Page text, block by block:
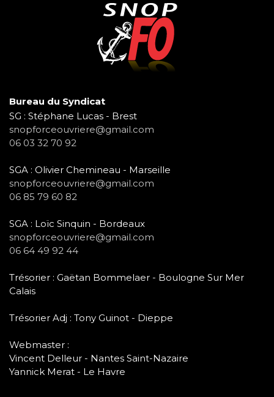
Bureau du Syndicat
SG : Stéphane Lucas - Brest
snopforceouvriere@gmail.com
06 03 32 70 92
SGA : Olivier Chemineau - Marseille
snopforceouvriere@gmail.com
06 85 79 60 82
SGA : Loïc Sinquin - Bordeaux
snopforceouvriere@gmail.com
06 64 49 92 44
Trésorier : Gaëtan Bommelaer - Boulogne Sur Mer
Calais
Trésorier Adj : Tony Guinot - Dieppe
Webmaster :
Vincent Delleur - Nantes Saint-Nazaire
Yannick Merat - Le Havre